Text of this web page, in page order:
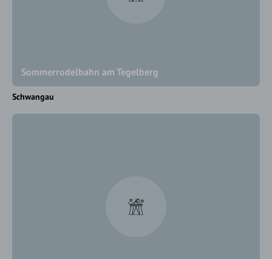
Sommerrodelbahn am Tegelberg
Schwangau